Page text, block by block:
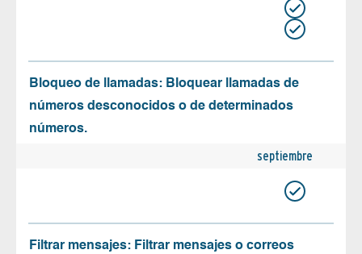
Bloqueo de llamadas: Bloquear llamadas de
números desconocidos o de determinados
números.
septiembre
Filtrar mensajes: Filtrar mensajes o correos